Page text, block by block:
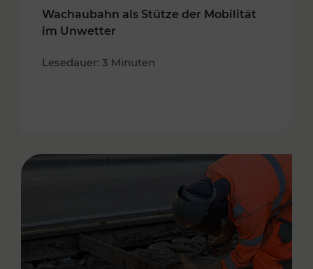
Wachaubahn als Stütze der Mobilität
im Unwetter
Lesedauer: 3 Minuten